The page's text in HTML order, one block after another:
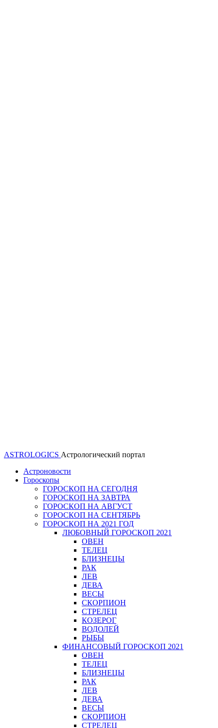
ASTROLOGICS Астрологический портал
Астроновости
Гороскопы
ГОРОСКОП НА СЕГОДНЯ
ГОРОСКОП НА ЗАВТРА
ГОРОСКОП НА АВГУСТ
ГОРОСКОП НА СЕНТЯБРЬ
ГОРОСКОП НА 2021 ГОД
ЛЮБОВНЫЙ ГОРОСКОП 2021
ОВЕН
ТЕЛЕЦ
БЛИЗНЕЦЫ
РАК
ЛЕВ
ДЕВА
ВЕСЫ
СКОРПИОН
СТРЕЛЕЦ
КОЗЕРОГ
ВОДОЛЕЙ
РЫБЫ
ФИНАНСОВЫЙ ГОРОСКОП 2021
ОВЕН
ТЕЛЕЦ
БЛИЗНЕЦЫ
РАК
ЛЕВ
ДЕВА
ВЕСЫ
СКОРПИОН
СТРЕЛЕЦ